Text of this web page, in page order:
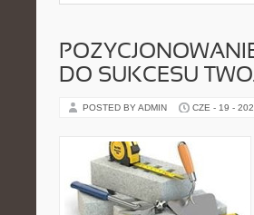
DO SUKCESU
POSTED BY ADMIN CZE - 19 -